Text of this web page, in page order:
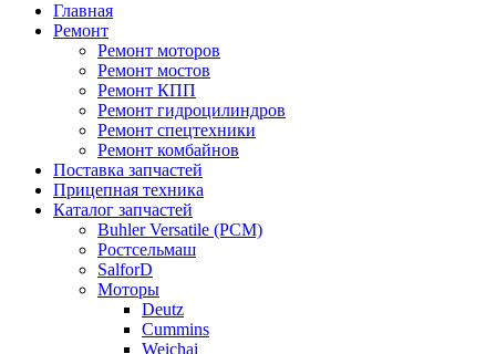
Главная
Ремонт
Ремонт моторов
Ремонт мостов
Ремонт КПП
Ремонт гидроцилиндров
Ремонт спецтехники
Ремонт комбайнов
Поставка запчастей
Прицепная техника
Каталог запчастей
Buhler Versatile (РСМ)
Ростсельмаш
SalforD
Моторы
Deutz
Cummins
Weichai